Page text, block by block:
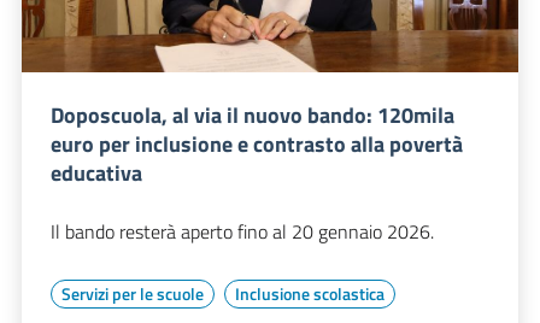
Doposcuola, al via il nuovo bando: 120mila
euro per inclusione e contrasto alla povertà
educativa
Il bando resterà aperto fino al 20 gennaio 2026.
Servizi per le scuole Inclusione scolastica